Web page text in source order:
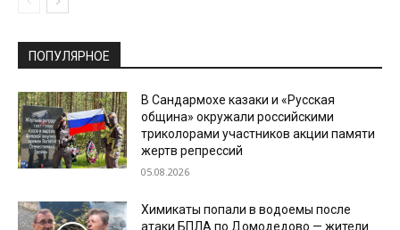
ПОПУЛЯРНОЕ
В Сандармохе казаки и «Русская
община» окружали российскими
триколорами участников акции памяти
жертв репрессий
05.08.2026
Химикаты попали в водоемы после
атаки БПЛА по Домодедово — жители